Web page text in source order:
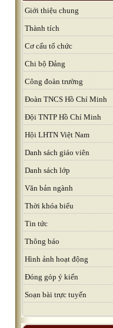
Giới thiệu chung
Thành tích
Cơ cấu tổ chức
Chi bộ Đảng
Công đoàn trường
Đoàn TNCS Hồ Chí Minh
Đội TNTP Hồ Chí Minh
Hội LHTN Việt Nam
Danh sách giáo viên
Danh sách lớp
Văn bản ngành
Thời khóa biểu
Tin tức
Thông báo
Hình ảnh hoạt động
Đóng góp ý kiến
Soạn bài trực tuyến